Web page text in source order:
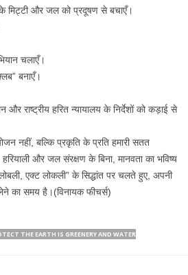
मिट्टी और जल को प्रदूषण से बचाएँ।
चलाएँ।
बनाएँ।
राष्ट्रीय हरित न्यायालय के निर्देशों को कड़ाई से
नहीं, बल्कि प्रकृति के प्रति हमारी सतत
हरियाली और जल संरक्षण के बिना, मानवता का भविष्य
एक्ट लोकली” के सिद्धांत पर चलते हुए, अपनी
का समय है।(विनायक फीचर्स)
THE EARTH IS GREENERY AND WATER